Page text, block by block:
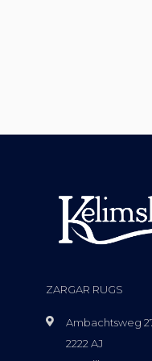
ZARGAR RUGS
Ambachtsweg
2222 AJ